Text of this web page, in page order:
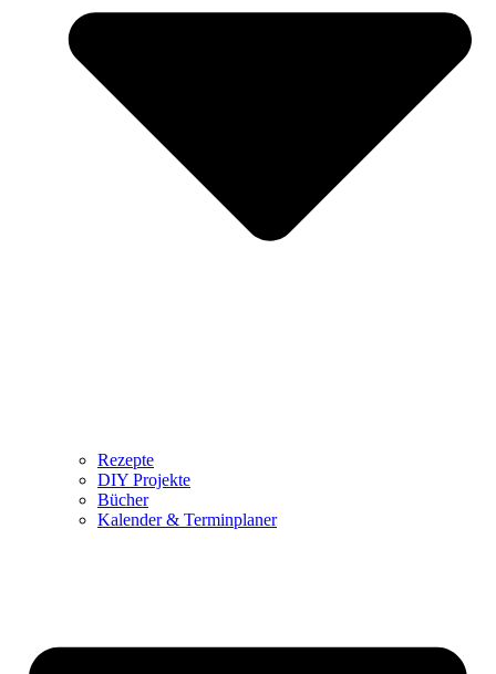
Rezepte
DIY Projekte
Bücher
Kalender & Terminplaner